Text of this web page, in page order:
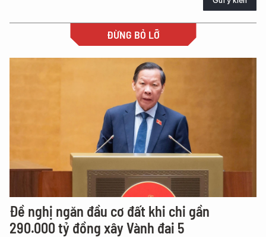
ĐỪNG BỎ LỠ
Đề nghị ngăn đầu cơ đất khi chi gần
290.000 tỷ đồng xây Vành đai 5